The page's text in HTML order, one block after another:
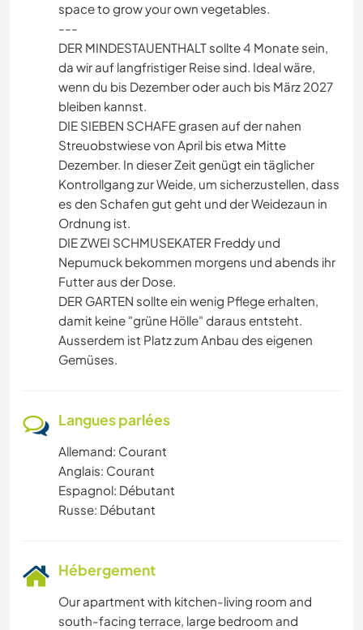
space to grow your own vegetables.
---
DER MINDESTAUENTHALT sollte 4 Monate sein,
da wir auf langfristiger Reise sind. Ideal wäre,
wenn du bis Dezember oder auch bis März 2027
bleiben kannst.
DIE SIEBEN SCHAFE grasen auf der nahen
Streuobstwiese von April bis etwa Mitte
Dezember. In dieser Zeit genügt ein täglicher
Kontrollgang zur Weide, um sicherzustellen, dass
es den Schafen gut geht und der Weidezaun in
Ordnung ist.
DIE ZWEI SCHMUSEKATER Freddy und
Nepumuck bekommen morgens und abends ihr
Futter aus der Dose.
DER GARTEN sollte ein wenig Pflege erhalten,
damit keine "grüne Hölle" daraus entsteht.
Ausserdem ist Platz zum Anbau des eigenen
Gemüses.
Langues parlées
Allemand: Courant
Anglais: Courant
Espagnol: Débutant
Russe: Débutant
Hébergement
Our apartment with kitchen-living room and
south-facing terrace, large bedroom and